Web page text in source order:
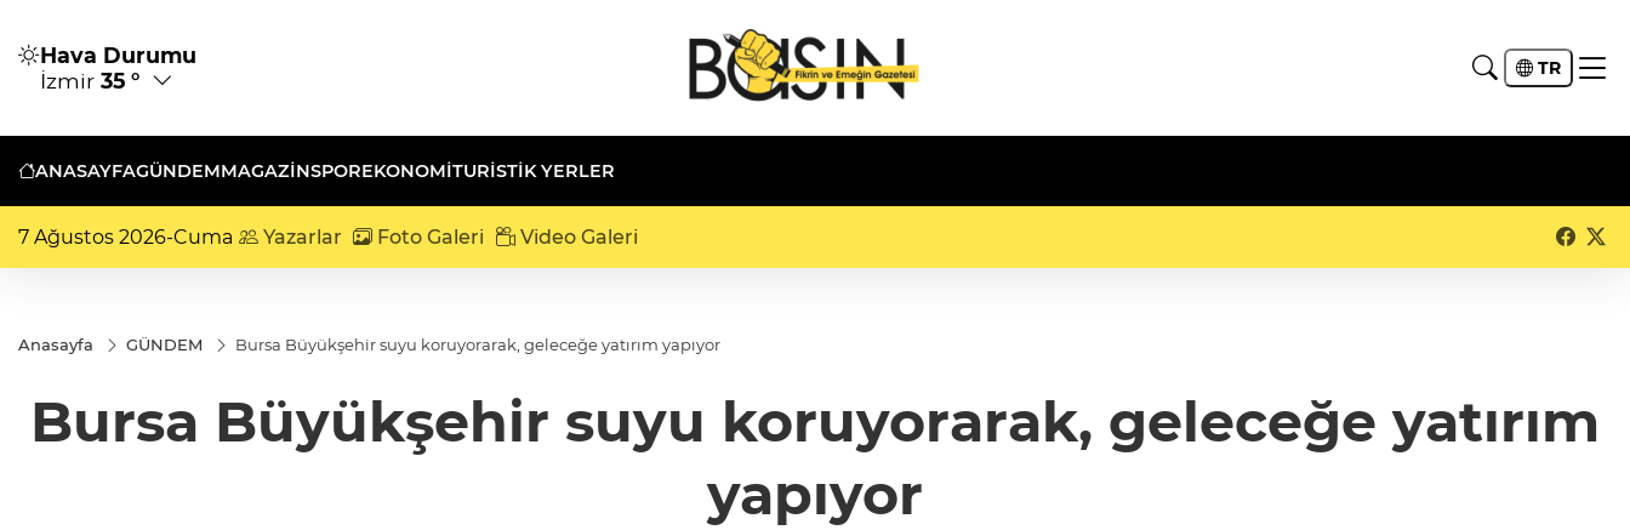
Hava Durumu
İzmir 35 ° TR
ANASAYFAGÜNDEMMAGAZİNSPOREKONOMİTURISTIK YERLER
7 Ağustos 2026-Cuma Yazarlar Foto Galeri Video Galeri
Anasayfa GÜNDEM Bursa Büyükşehir suyu koruyorarak, geleceğe yatırım yapıyor
Bursa Büyükşehir suyu koruyorarak, geleceğe yatırım
yapıyor